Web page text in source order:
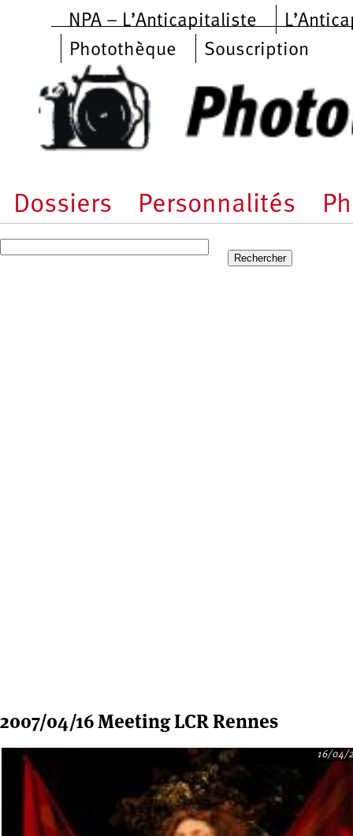
Aller au contenu principal
NPA – L’Anticapitaliste
Photothèque
Souscription
Dossiers Personnalités
2007/04/16 Meeting LCR Rennes
16/04/